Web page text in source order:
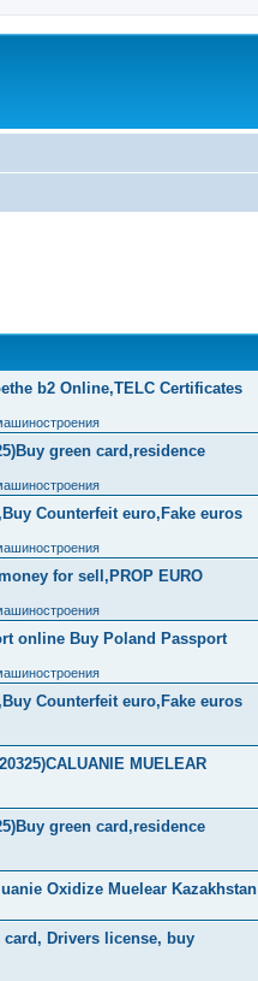
b2 Online,TELC Certificates
green card,residence
Counterfeit euro,Fake euros
for sell,PROP EURO
online Buy Poland Passport
Counterfeit euro,Fake euros
MUELEAR
green card,residence
Oxidize Muelear Kazakhstan
card, Drivers license, buy